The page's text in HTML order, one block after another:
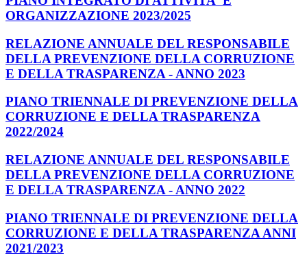
ORGANIZZAZIONE 2023/2025
RELAZIONE ANNUALE DEL RESPONSABILE
DELLA PREVENZIONE DELLA CORRUZIONE
E DELLA TRASPARENZA - ANNO 2023
PIANO TRIENNALE DI PREVENZIONE DELLA
CORRUZIONE E DELLA TRASPARENZA
2022/2024
RELAZIONE ANNUALE DEL RESPONSABILE
DELLA PREVENZIONE DELLA CORRUZIONE
E DELLA TRASPARENZA - ANNO 2022
PIANO TRIENNALE DI PREVENZIONE DELLA
CORRUZIONE E DELLA TRASPARENZA ANNI
2021/2023